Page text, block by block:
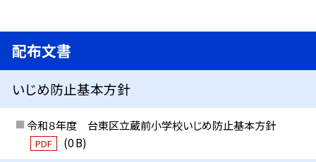
配布文書
いじめ防止基本方針
令和８年度 台東区立蔵前小学校いじめ防止基本方針
PDF (0 B)